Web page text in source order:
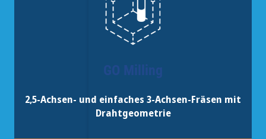
2,5-Achsen- und einfaches 3-Achsen-Fräsen mit
Drahtgeometrie